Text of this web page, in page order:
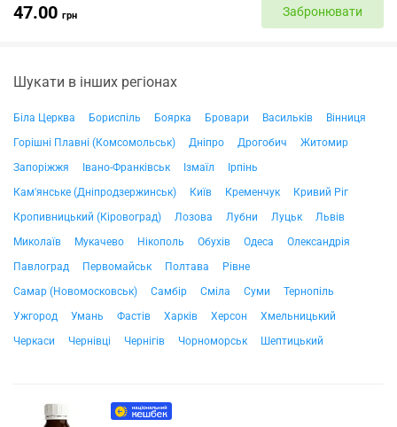
47.00 грн Забронювати
Шукати в інших регіонах
Біла Церква Бориспіль Боярка Бровари Васильків
Вінниця
Горішні Плавні (Комсомольськ)
Дніпро Дрогобич
Житомир
Запоріжжя
Івано-Франківськ Ізмаїл
Ірпінь
Кам'янське (Дніпродзержинськ)
Київ Кременчук
Кривий Ріг
Кропивницький (Кіровоград)
Лозова Лубни Луцьк
Львів
Миколаїв
Мукачево Нікополь Обухів Одеса
Олександрія
Павлоград
Первомайськ Полтава
Рівне
Самар (Новомосковськ)
Самбір Сміла Суми
Тернопіль
Ужгород
Умань Фастів Харків Херсон
Хмельницький
Черкаси
Чернівці Чернігів Чорноморськ Шептицький